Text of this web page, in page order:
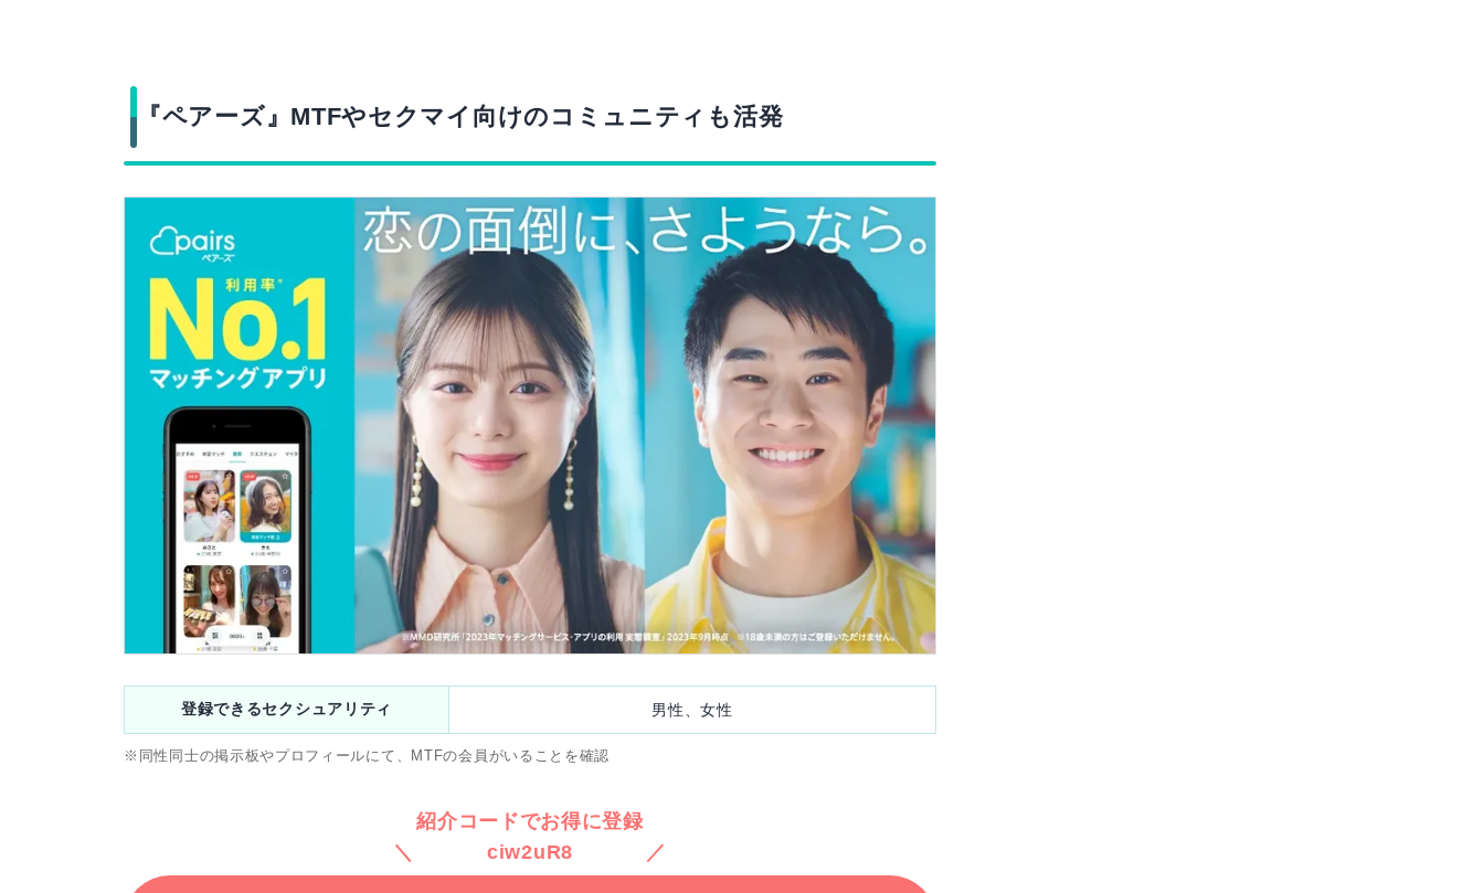
『ペアーズ』MTFやセクマイ向けのコミュニティも活発
登録できるセクシュアリティ 男性、女性
※同性同士の掲示板やプロフィールにて、MTFの会員がいることを確認
紹介コードでお得に登録
ciw2uR8